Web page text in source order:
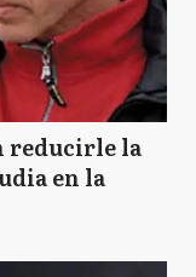
reducirle la
en la